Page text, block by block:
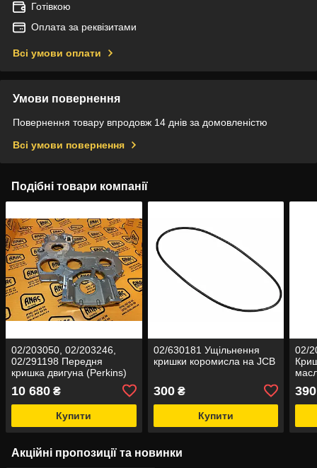
Готівкою
Оплата за реквізитами
Всі умови оплати
Умови повернення
Повернення товару впродовж 14 днів за домовленістю
Всі умови повернення
Подібні товари компанії
02/203050, 02/203246,
02/291198 Передня
кришка двигуна (Perkins)
RG, RE, RJ на JCB 3CX,
4CX
10 680 ₴
Купити
02/630181 Ущільнення
кришки коромисла на JCB
300₴
Купити
02/
390
Акційні пропозиції та новинки